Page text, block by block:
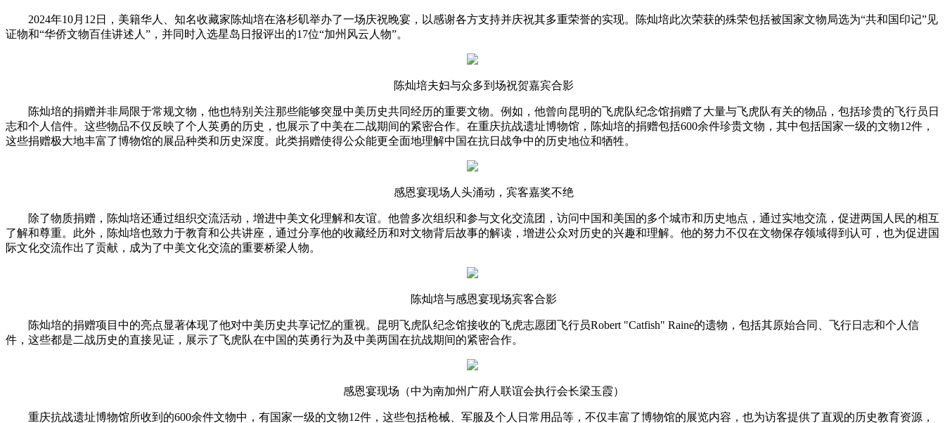
2024年10月12日，美籍华人、知名收藏家陈灿培在洛杉矶举办了一场庆祝晚宴，以感谢各方支持并庆祝其多重荣誉的实现。陈灿培此次荣获的殊荣包括被国家文物局选为“共和国印记”见
证物和“华侨文物百佳讲述人”，并同时入选星岛日报评出的17位“加州风云人物”。
陈灿培夫妇与众多到场祝贺嘉宾合影
陈灿培的捐赠并非局限于常规文物，他也特别关注那些能够突显中美历史共同经历的重要文物。例如，他曾向昆明的飞虎队纪念馆捐赠了大量与飞虎队有关的物品，包括珍贵的飞行员日
志和个人信件。这些物品不仅反映了个人英勇的历史，也展示了中美在二战期间的紧密合作。在重庆抗战遗址博物馆，陈灿培的捐赠包括600余件珍贵文物，其中包括国家一级的文物12件，
这些捐赠极大地丰富了博物馆的展品种类和历史深度。此类捐赠使得公众能更全面地理解中国在抗日战争中的历史地位和牺牲。
感恩宴现场人头涌动，宾客嘉奖不绝
除了物质捐赠，陈灿培还通过组织交流活动，增进中美文化理解和友谊。他曾多次组织和参与文化交流团，访问中国和美国的多个城市和历史地点，通过实地交流，促进两国人民的相互
了解和尊重。此外，陈灿培也致力于教育和公共讲座，通过分享他的收藏经历和对文物背后故事的解读，增进公众对历史的兴趣和理解。他的努力不仅在文物保存领域得到认可，也为促进国
际文化交流作出了贡献，成为了中美文化交流的重要桥梁人物。
陈灿培与感恩宴现场宾客合影
陈灿培的捐赠项目中的亮点显著体现了他对中美历史共享记忆的重视。昆明飞虎队纪念馆接收的飞虎志愿团飞行员Robert "Catfish" Raine的遗物，包括其原始合同、飞行日志和个人信
件，这些都是二战历史的直接见证，展示了飞虎队在中国的英勇行为及中美两国在抗战期间的紧密合作。
感恩宴现场（中为南加州广府人联谊会执行会长梁玉霞）
重庆抗战遗址博物馆所收到的600余件文物中，有国家一级的文物12件，这些包括枪械、军服及个人日常用品等，不仅丰富了博物馆的展览内容，也为访客提供了直观的历史教育资源，